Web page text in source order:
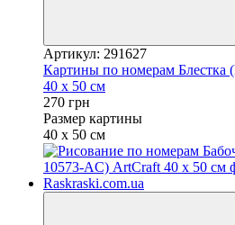
Артикул: 291627
Картины по номерам Блестка
40 х 50 см
270 грн
Размер картины
40 х 50 см